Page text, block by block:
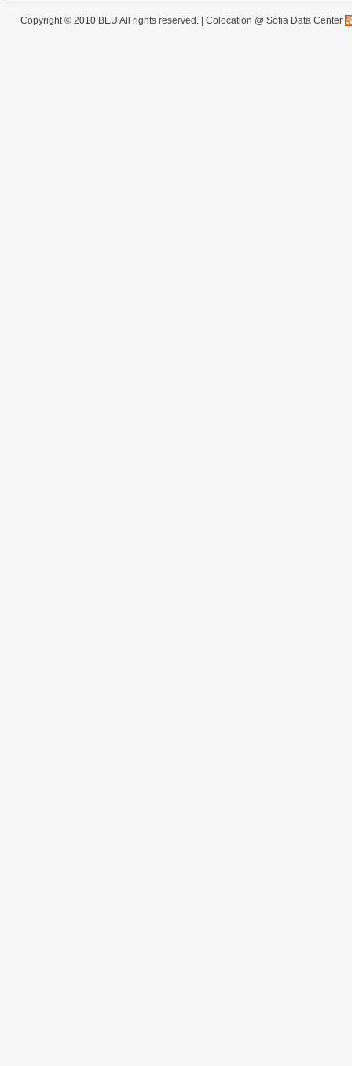
Copyright © 2010 BEU All rights reserved. | Colocation @ Sofia Data Center